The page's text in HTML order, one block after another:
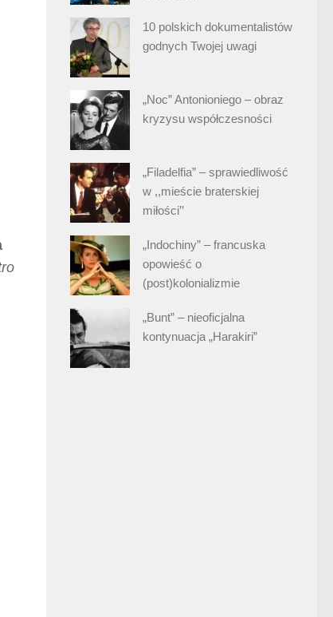
10 polskich dokumentalistów
godnych Twojej uwagi
„Noc” Antonioniego – obraz
kryzysu współczesności
„Filadelfia” – sprawiedliwość
w ,,mieście braterskiej
miłości’’
„Indochiny” – francuska
opowieść o
(post)kolonializmie
„Bunt” – nieoficjalna
kontynuacja „Harakiri”